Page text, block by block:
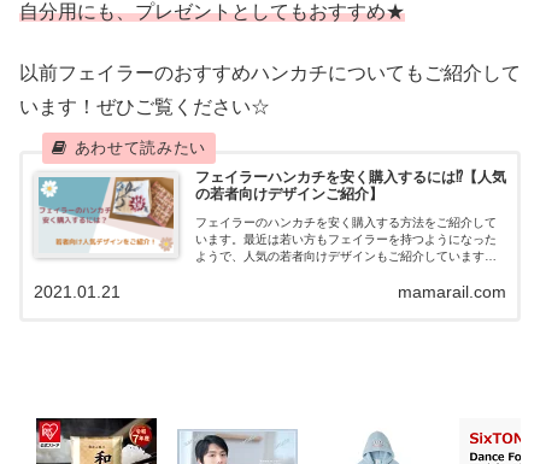
自分用にも、プレゼントとしてもおすすめ★
以前フェイラーのおすすめハンカチについてもご紹介して
います！ぜひご覧ください☆
フェイラーハンカチを安く購入するには⁉︎【人気
の若者向けデザインご紹介】
フェイラーのハンカチを安く購入する方法をご紹介して
います。最近は若い方もフェイラーを持つようになった
ようで、人気の若者向けデザインもご紹介しています。
mamarail.com
2021.01.21